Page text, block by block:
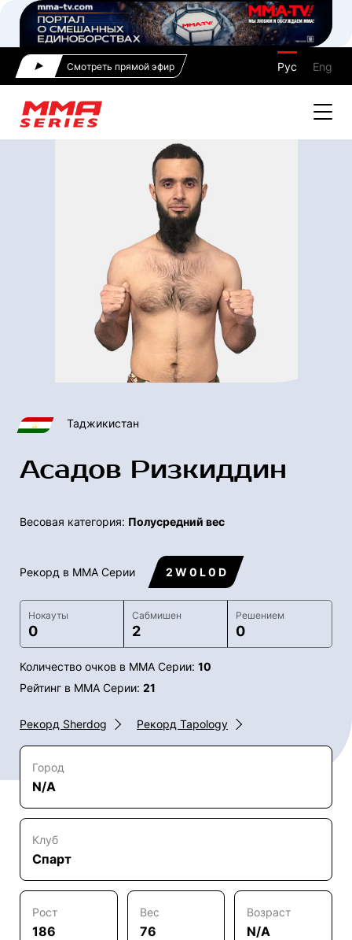
Смотреть прямой эфир Рус Eng
Таджикистан
Асадов Ризкиддин
Весовая категория: Полусредний вес
Рекорд в ММА Серии 2 W 0 L 0 D
Нокауты
0
Сабмишен
2
Решением
0
Количество очков в ММА Серии: 10
Рейтинг в ММА Серии: 21
Рекорд Sherdog Рекорд Tapology
Город
N/A
Клуб
Спарт
Рост
186
Вес
76
Возраст
N/A